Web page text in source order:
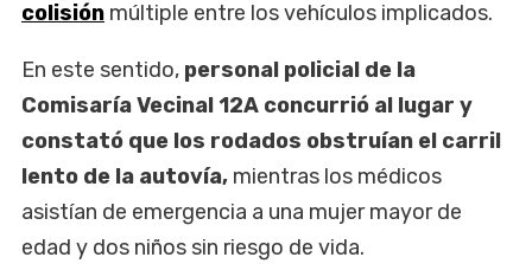
colisión múltiple entre los vehículos implicados.
En este sentido, personal policial de la
Comisaría Vecinal 12A concurrió al lugar y
constató que los rodados obstruían el carril
lento de la autovía, mientras los médicos
asistían de emergencia a una mujer mayor de
edad y dos niños sin riesgo de vida.